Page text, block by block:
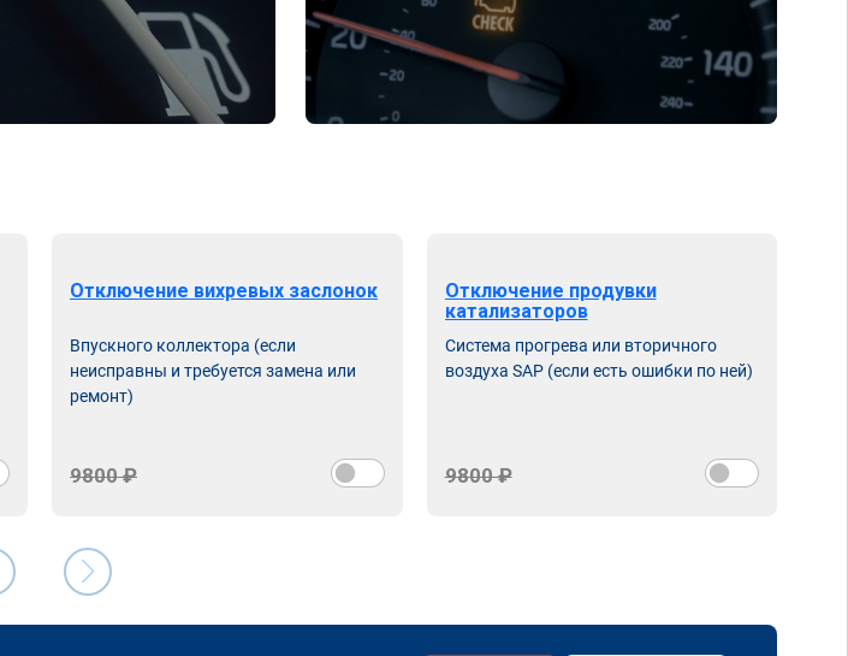
Отключение вихревых заслонок
Впускного коллектора (если
неисправны и требуется замена или
ремонт)
9800 ₽
Отключение продувки
катализаторов
Система прогрева или вторичного
воздуха SAP (если есть ошибки по ней)
9800 ₽